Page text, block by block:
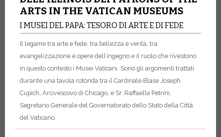
ARTS IN THE VATICAN MUSEUMS
I MUSEI DEL PAPA: TESORO DI ARTE E DI FEDE
Il legame tra arte e fede, tra bellezza e verità, tra
evangelizzazione e opere dell’ingegno e il ruolo che rivestono
in questo contesto i Musei Vaticani. Sono gli argomenti trattati
durante una tavola rotonda tra il Cardinale Blase Joseph
Cupich, Arcivescovo di Chicago, e Sr. Raffaella Petrini,
Segretario Generale del Governatorato dello Stato della Città
del Vaticano.